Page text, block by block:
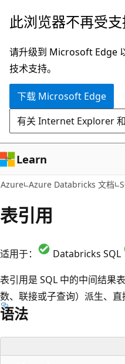
跳
主
要
内
此浏览器不再受支
请升级到 Microsoft Edge
技术支持。
下载 Microsoft Edge
有关 Internet Explorer
Learn
Azure Azure Databricks 文档
表引用
适用于： Databricks SQL
表引用是 SQL 中的中间结果
数、联接或子查询）派生、直
语法